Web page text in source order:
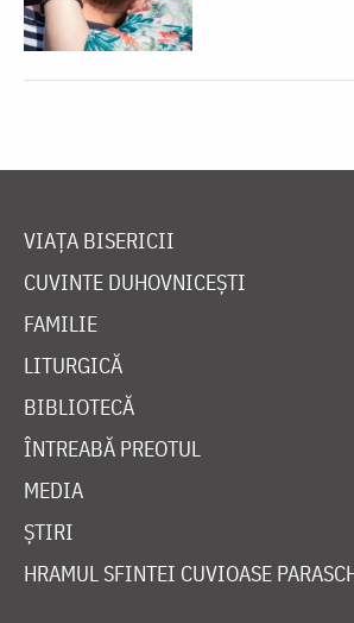
VIAȚA BISERICII
CUVINTE DUHOVNICEȘTI
FAMILIE
LITURGICĂ
BIBLIOTECĂ
ÎNTREABĂ PREOTUL
MEDIA
ȘTIRI
HRAMUL SFINTEI CUVIOASE